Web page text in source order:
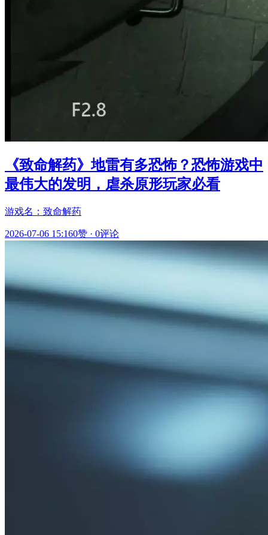
《致命解药》地雷有多恐怖？恐怖游戏中
最伟大的发明，虐杀原形玩家必看
游戏名：致命解药
2026-07-06 15:160赞 · 0评论